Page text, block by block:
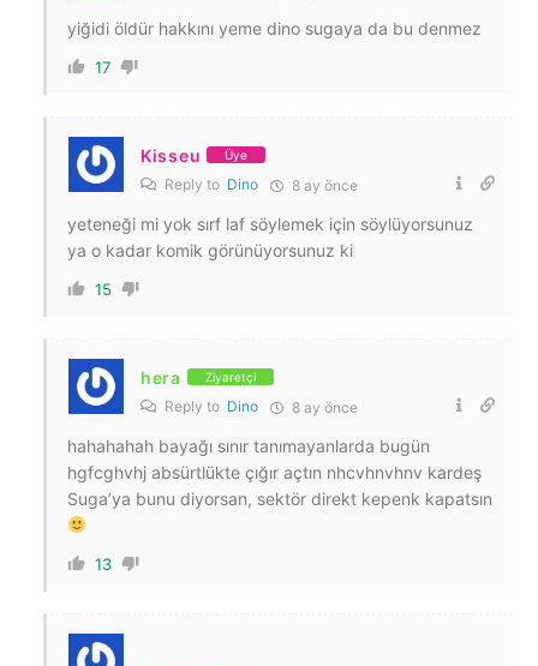
yiğidi öldür hakkını yeme dino sugaya da bu denmez
17
Kisseu Üye
Reply to Dino 8 ay önce
yeteneği mi yok sırf laf söylemek için söylüyorsunuz
ya o kadar komik görünüyorsunuz ki
15
hera Ziyaretçi
Reply to Dino 8 ay önce
hahahahah bayağı sınır tanımayanlarda bugün
hgfcghvhj absürtlükte çığır açtın nhcvhnvhnv kardeş
Suga’ya bunu diyorsan, sektör direkt kepenk kapatsın
13